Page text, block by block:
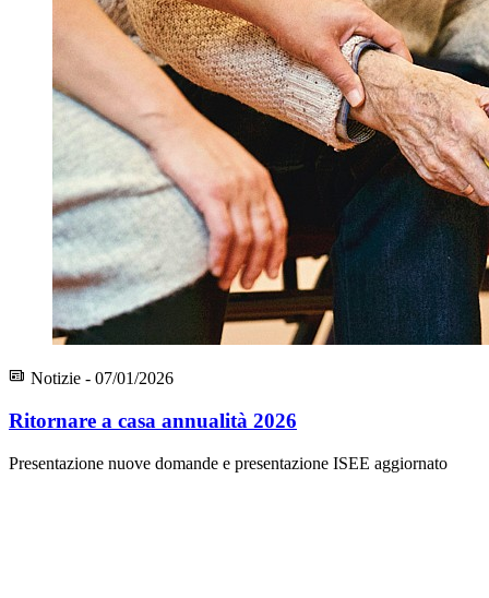
Notizie - 07/01/2026
Ritornare a casa annualità 2026
Presentazione nuove domande e presentazione ISEE aggiornato